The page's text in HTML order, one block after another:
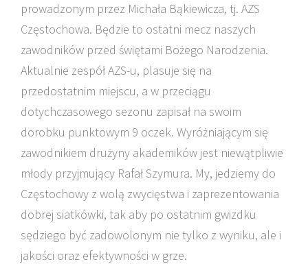
prowadzonym przez Michała Bąkiewicza, tj. AZS
Częstochowa. Będzie to ostatni mecz naszych
zawodników przed świętami Bożego Narodzenia.
Aktualnie zespół AZS-u, plasuje się na
przedostatnim miejscu, a w przeciągu
dotychczasowego sezonu zapisał na swoim
dorobku punktowym 9 oczek. Wyróżniającym się
zawodnikiem drużyny akademików jest niewątpliwie
młody przyjmujący Rafał Szymura. My, jedziemy do
Częstochowy z wolą zwycięstwa i zaprezentowania
dobrej siatkówki, tak aby po ostatnim gwizdku
sędziego być zadowolonym nie tylko z wyniku, ale i
jakości oraz efektywności w grze.